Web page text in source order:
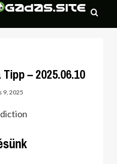
– 2025.06.10
9, 2025